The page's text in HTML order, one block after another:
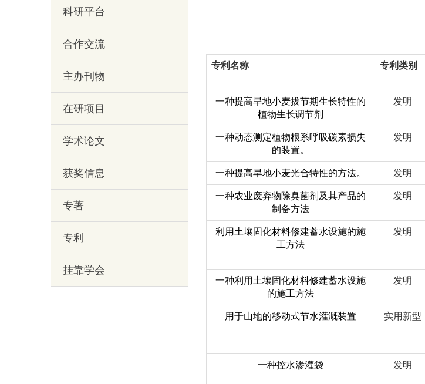
科研平台
合作交流
主办刊物
在研项目
学术论文
获奖信息
专著
专利
挂靠学会
专利名称 专利类别
一种提高旱地小麦拔节期生长特性的
植物生长调节剂
发明
一种动态测定植物根系呼吸碳素损失
的装置。
发明
一种提高旱地小麦光合特性的方法。 发明
一种农业废弃物除臭菌剂及其产品的
制备方法
发明
利用土壤固化材料修建蓄水设施的施
工方法
发明
一种利用土壤固化材料修建蓄水设施
的施工方法
发明
用于山地的移动式节水灌溉装置 实用新型
一种控水渗灌袋 发明